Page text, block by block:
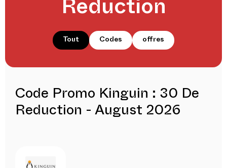
Reduction
Tout Codes offres
Code Promo Kinguin : 30 De
Reduction - August 2026